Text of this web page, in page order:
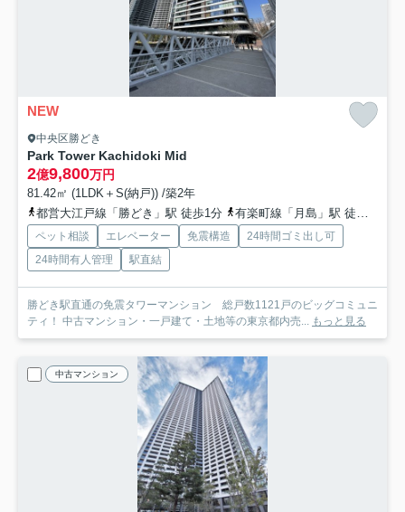
NEW
中央区勝どき
Park Tower Kachidoki Mid
2億9,800万円
81.42㎡ (1LDK＋S(納戸)) /築2年
都営大江戸線「勝どき」駅 徒歩1分
有楽町線「月島」駅 徒歩13分
ペット相談 エレベーター 免震構造
24時間ゴミ出し可
24時間有人管理
駅直結
勝どき駅直通の免震タワーマンション 総戸数1121戸のビッグコミュニ
ティ！ 中古マンション・一戸建て・土地等の東京都内売... もっと見る
中古マンション